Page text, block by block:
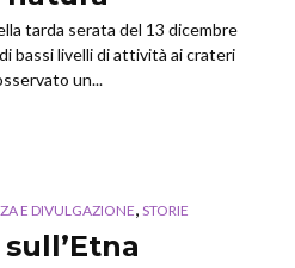
tarda serata del 13 dicembre
bassi livelli di attività ai crateri
un...
E DIVULGAZIONE, STORIE